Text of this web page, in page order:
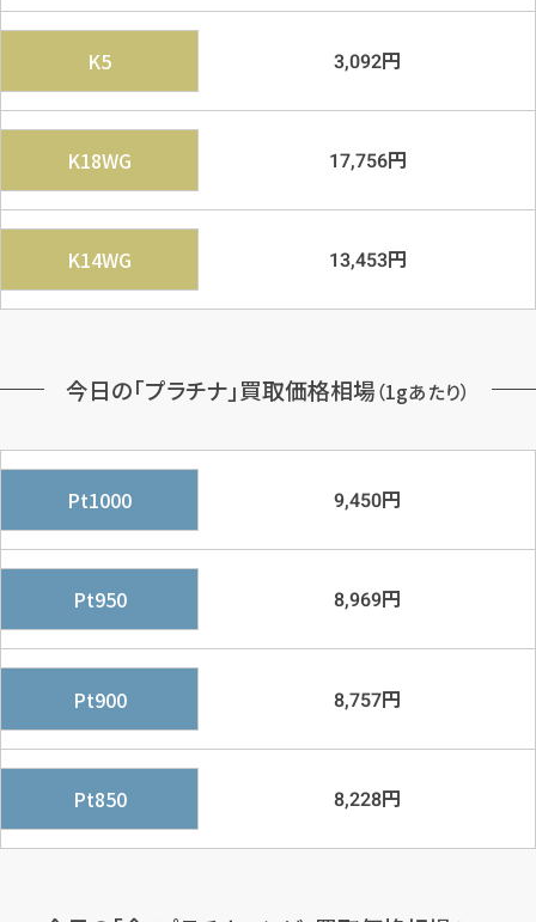
K5 3,092円
K18WG 17,756円
K14WG 13,453円
今日の「プラチナ」買取価格相場（1gあたり）
Pt1000 9,450円
Pt950 8,969円
Pt900 8,757円
Pt850 8,228円